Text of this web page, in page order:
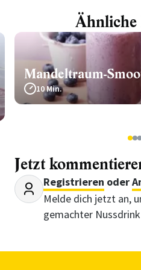
Ähnliche
Mandeltraum-
10 Min.
12
Jetzt
Registrieren oder
Melde dich jetzt an,
gemachter